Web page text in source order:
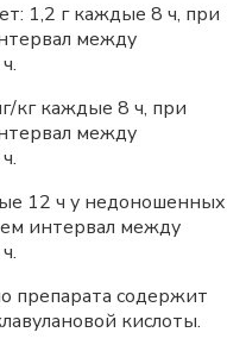
1,2 г каждые 8 ч, при
между
кг каждые 8 ч, при
между
12 ч у недоношенных
интервал между
препарата содержит
кислоты.